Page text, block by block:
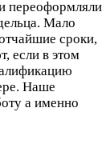
переоформляли
Мало
сроки,
если в этом
Наше
а именно